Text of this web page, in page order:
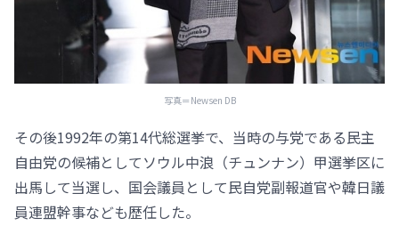
写真＝Newsen DB
その後1992年の第14代総選挙で、当時の与党である民主
自由党の候補としてソウル中浪（チュンナン）甲選挙区に
出馬して当選し、国会議員として民自党副報道官や韓日議
員連盟幹事なども歴任した。